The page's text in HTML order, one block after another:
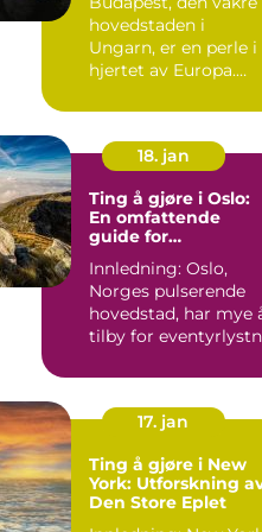
hovedstaden i
Ungarn, er en perle i
hjertet av Europa.
arkitek...
18. jan
Ting å gjøre i Oslo:
En omfattende
guide for
mennesker
Innledning: Oslo,
Norges pulserende
hovedstad, har mye
tilby for
Ent...
17. jan
Ting å gjøre i New
York: Utforskning
Den Store Eplet